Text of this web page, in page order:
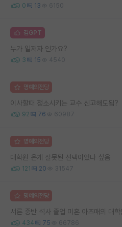
0 13 6150
김GPT
누가 일저자 인가요?
3 15 4540
명예의전당
이사할때 청소시키는 교수 신고해도됨?
92 76 60987
명예의전당
대학원 온게 잘못된 선택이었나 싶음
121 20 31547
명예의전당
서른 중반 석사 졸업 미혼 아즈매의 대
434 75 66786